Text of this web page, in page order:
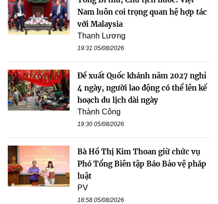
Nam luôn coi trọng quan hệ hợp tác
với Malaysia
Thanh Lương
19:31 05/08/2026
Đề xuất Quốc khánh năm 2027 nghỉ
4 ngày, người lao động có thể lên kế
hoạch du lịch dài ngày
Thành Công
19:30 05/08/2026
Bà Hồ Thị Kim Thoan giữ chức vụ
Phó Tổng Biên tập Báo Bảo vệ pháp
luật
PV
18:58 05/08/2026